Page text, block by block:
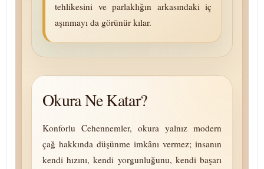
tehlikesini ve parlaklığın arkasındaki iç
aşınmayı da görünür kılar.
Okura Ne Katar?
Konforlu Cehennemler, okura yalnız modern
çağ hakkında düşünme imkânı vermez; insanın
kendi hızını, kendi yorgunluğunu, kendi başarı